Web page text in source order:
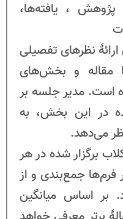
، یافته‌ها،
نظرهای تفصیلی
مقاله و بخش‌های
است. مدیر جلسه بر
در این بخش، به
می‌دهد.
برگزار شده در هر
فرم‌ها جمع‌بندی و از
بر اساس میانگین‌